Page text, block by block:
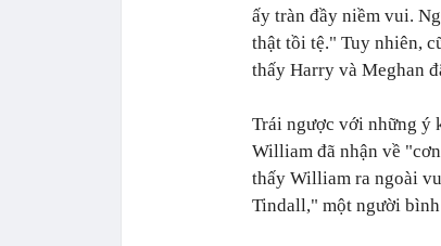
ấy tràn đầy niềm vui.
thật tồi tệ." Tuy nhiên,
thấy Harry và Meghan
Trái ngược với những ý
William đã nhận về
thấy William ra ngoài
Tindall," một người